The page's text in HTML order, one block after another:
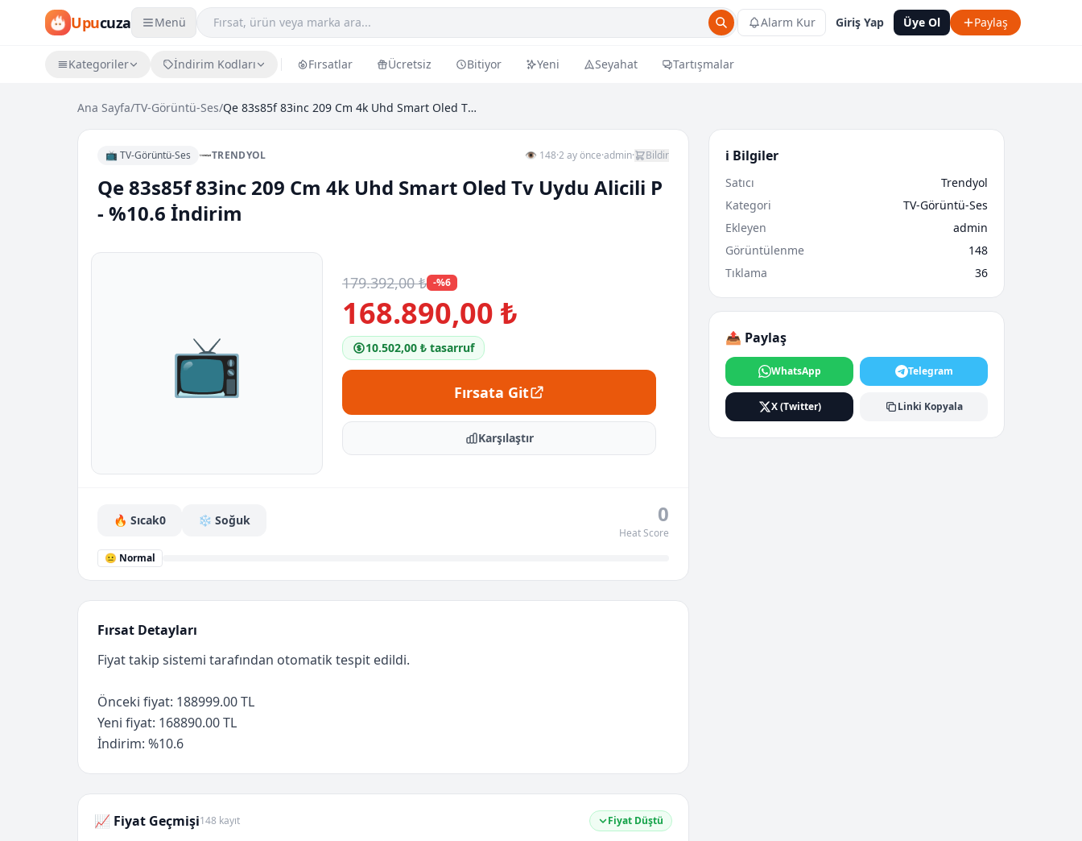
Upucuza Menü Alarm Kur Giriş Yap Üye Ol Paylaş
Kategoriler İndirim Kodları Fırsatlar Ücretsiz Bitiyor Yeni Seyahat Tartışmalar
Ana Sayfa/TV-Görüntü-Ses/ Qe 83s85f 83inc 209 Cm 4k Uhd Smart Oled Tv Uydu A...
📺 TV-Görüntü-Ses TRENDYOL 👁 148·2 ay önce·admin· Bildir
Qe 83s85f 83inc 209 Cm 4k Uhd Smart Oled Tv Uydu Alicili P
- %10.6 İndirim
📺
179.392,00 ₺ -%6
168.890,00 ₺
10.502,00 ₺ tasarruf
Fırsata Git
Karşılaştır
🔥 Sıcak0 ❄️ Soğuk 0
Heat Score
😐 Normal
Fırsat Detayları
Fiyat takip sistemi tarafından otomatik tespit edildi.
Önceki fiyat: 188999.00 TL
Yeni fiyat: 168890.00 TL
İndirim: %10.6
📈 Fiyat Geçmişi148 kayıt Fiyat Düştü
ℹ️ Bilgiler
Satıcı
Trendyol
Kategori
TV-Görüntü-Ses
Ekleyen
admin
Görüntülenme
148
Tıklama
36
📤 Paylaş
WhatsApp Telegram
X (Twitter) Linki Kopyala